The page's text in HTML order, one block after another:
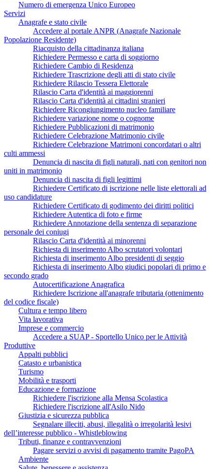
Numero di emergenza Unico Europeo
Servizi
Anagrafe e stato civile
Accedere al portale ANPR (Anagrafe Nazionale
Popolazione Residente)
Riacquisto della cittadinanza italiana
Richiedere Permesso e carta di soggiorno
Richiedere Cambio di Residenza
Richiedere Trascrizione degli atti di stato civile
Richiedere Rilascio Tessera Elettorale
Rilascio Carta d'identità ai maggiorenni
Rilascio Carta d'identità ai cittadini stranieri
Richiedere Ricongiungimento nucleo familiare
Richiedere variazione nome o cognome
Richiedere Pubblicazioni di matrimonio
Richiedere Celebrazione Matrimonio civile
Richiedere Celebrazione Matrimoni concordatari o altri
culti ammessi
Denuncia di nascita di figli naturali, nati con genitori non
uniti in matrimonio
Denuncia di nascita di figli legittimi
Richiedere Certificato di iscrizione nelle liste elettorali ad
uso candidature
Richiedere Certificato di godimento dei diritti politici
Richiedere Autentica di foto e firme
Richiedere Annotazione della sentenza di separazione
personale dei coniugi
Rilascio Carta d'identità ai minorenni
Richiesta di inserimento Albo scrutatori volontari
Richiesta di inserimento Albo presidenti di seggio
Richiesta di inserimento Albo giudici popolari di primo e
secondo grado
Autocertificazione Anagrafica
Richiedere Iscrizione all'anagrafe tributaria (ottenimento
del codice fiscale)
Cultura e tempo libero
Vita lavorativa
Imprese e commercio
Accedere a SUAP - Sportello Unico per le Attività
Produttive
Appalti pubblici
Catasto e urbanistica
Turismo
Mobilità e trasporti
Educazione e formazione
Richiedere l'iscrizione alla Mensa Scolastica
Richiedere l'iscrizione all'Asilo Nido
Giustizia e sicurezza pubblica
Segnalare illeciti, abusi, illegalità o irregolarità lesivi
dell’interesse pubblico - Whistleblowing
Tributi, finanze e contravvenzioni
Pagare servizi o avvisi di pagamento tramite PagoPA
Ambiente